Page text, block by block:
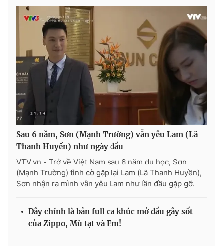
Sau 6 năm, Sơn (Mạnh Trường) vẫn yêu Lam (Lã
Thanh Huyền) như ngày đầu
VTV.vn - Trở về Việt Nam sau 6 năm du học, Sơn
(Mạnh Trường) tình cờ gặp lại Lam (Lã Thanh Huyền),
Sơn nhận ra mình vẫn yêu Lam như lần đầu gặp gỡ.
Đây chính là bản full ca khúc mở đầu gây sốt
của Zippo, Mù tạt và Em!